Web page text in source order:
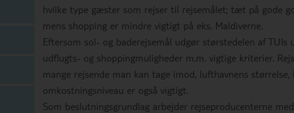
hvilke type gæster som rejser til rejsemålet; tæt på gode
mens shopping er mindre vigtigt på eks. Maldiverne.
Eftersom sol- og baderejsemål udgør størstedelen af TUIs
udflugts- og shoppingmuligheder m.m. vigtige kriterier.
mange rejsende man kan tage imod, lufthavnens
omkostningsniveau er også vigtigt.
Som beslutningsgrundlag arbejder rejseproducenterne